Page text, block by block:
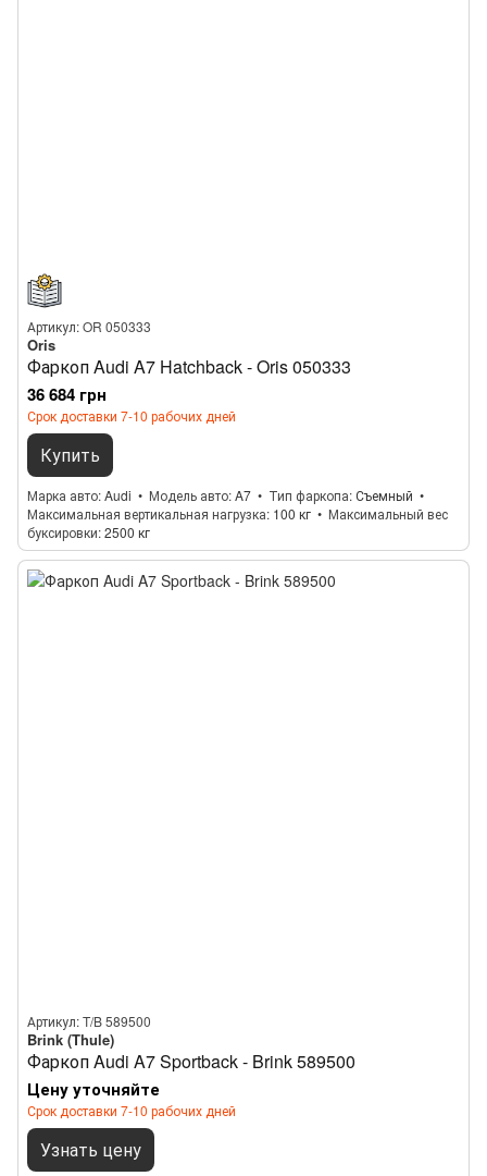
Артикул: OR 050333
Oris
Фаркоп Audi A7 Hatchback - Oris 050333
36 684 грн
Срок доставки 7-10 рабочих дней
Купить
Марка авто Audi Модель авто A7 Тип фаркопа Съемный
Максимальная вертикальная нагрузка 100 кг
Максимальный вес
буксировки 2500 кг
Артикул: T/B 589500
Brink (Thule)
Фаркоп Audi A7 Sportback - Brink 589500
Цену уточняйте
Срок доставки 7-10 рабочих дней
Узнать цену